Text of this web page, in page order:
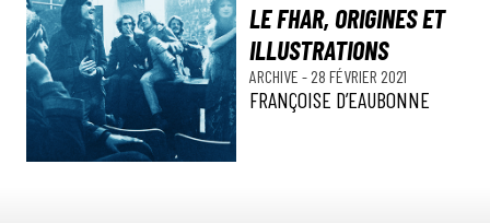
LE FHAR, ORIGINES ET
ILLUSTRATIONS
ARCHIVE - 28 FÉVRIER 2021
FRANÇOISE D’EAUBONNE